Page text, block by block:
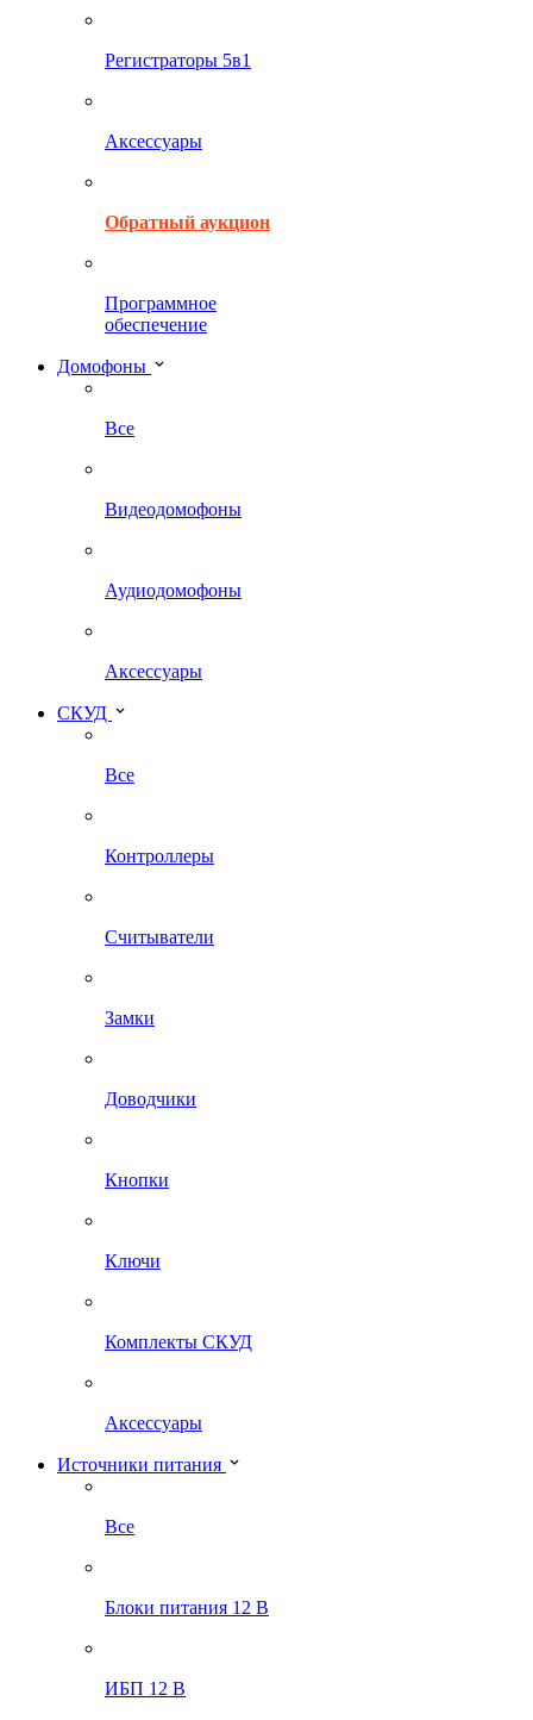
Регистраторы 5в1
Аксессуары
Обратный аукцион
Программное
обеспечение
Домофоны
Все
Видеодомофоны
Аудиодомофоны
Аксессуары
СКУД
Все
Контроллеры
Считыватели
Замки
Доводчики
Кнопки
Ключи
Комплекты СКУД
Аксессуары
Источники питания
Все
Блоки питания 12 В
ИБП 12 В